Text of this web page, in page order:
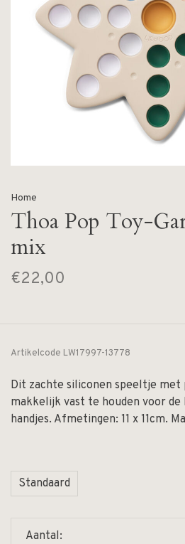
Home
Thoa Pop Toy-
mix
€22,00
Artikelcode LW17997-13778
Dit zachte siliconen speeltje met
makkelijk vast te houden voor de
handjes. Afmetingen: 11 x 11cm.
Standaard
Aantal: